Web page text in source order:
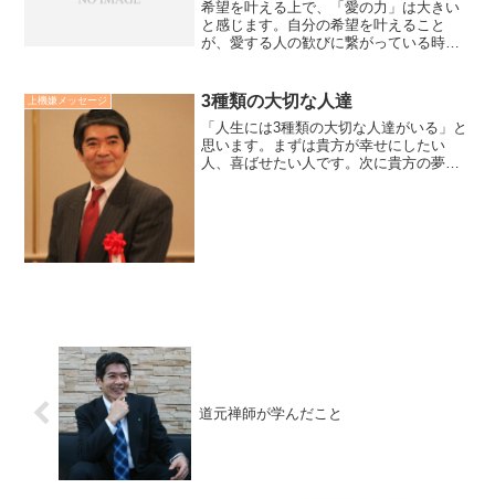
希望を叶える上で、「愛の力」は大きい
と感じます。自分の希望を叶えること
が、愛する人の歓びに繋がっている時、
や親、子供、家族、愛する人に、自分の
ビジョンをわかち合いまし...
上機嫌メッセージ 3種類の大切な人達
「人生には3種類の大切な人達がいる」と
思います。まずは貴方が幸せにしたい
人、喜ばせたい人です。次に貴方の夢を
道元禅師が学んだこと